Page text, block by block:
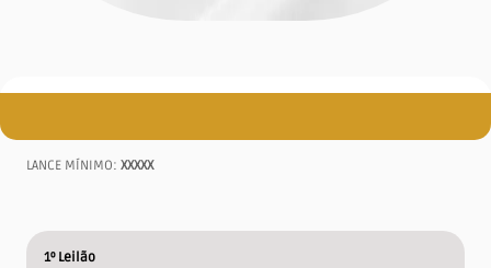
1º Leilão
LANCE MÍNIMO: XXXXX